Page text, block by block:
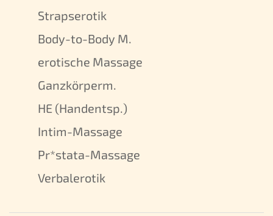
Strapserotik
Body-to-Body M.
erotische Massage
Ganzkörperm.
HE (Handentsp.)
Intim-Massage
Pr*stata-Massage
Verbalerotik